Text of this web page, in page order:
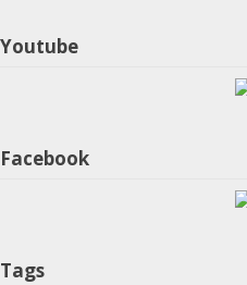
Youtube
Facebook
Tags